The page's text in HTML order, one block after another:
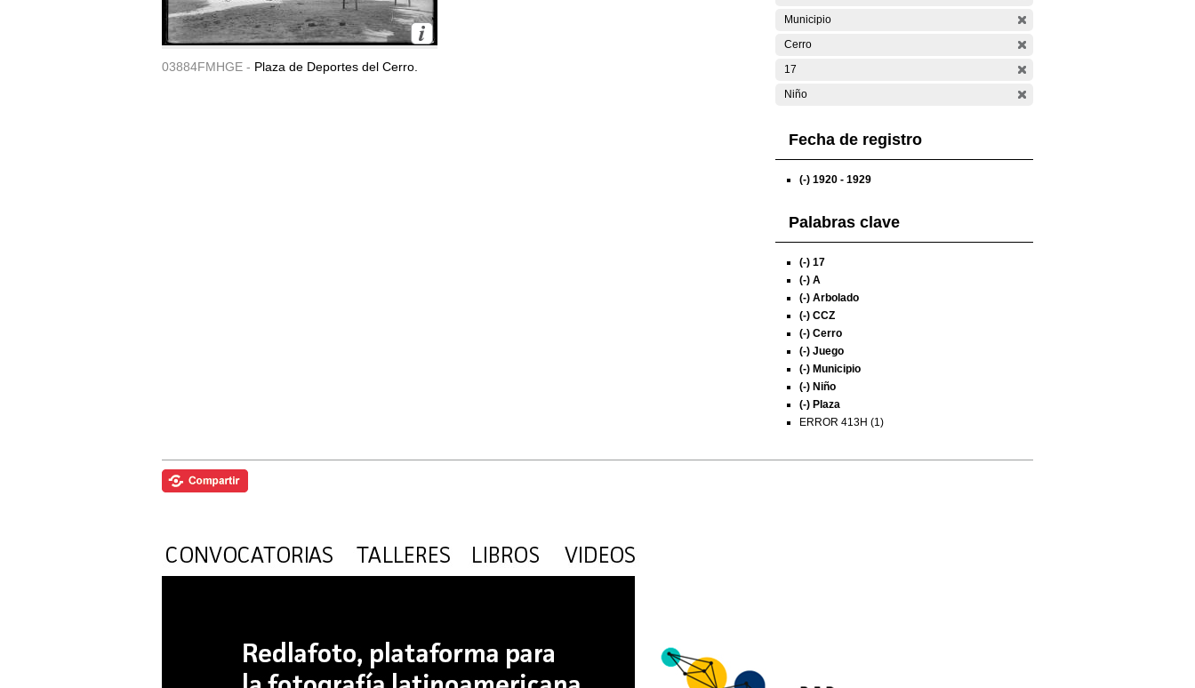
03884FMHGE - Plaza de Deportes del Cerro.
Municipio
Cerro
17
Niño
Fecha de registro
(-) 1920 - 1929
Palabras clave
(-) 17
(-) A
(-) Arbolado
(-) CCZ
(-) Cerro
(-) Juego
(-) Municipio
(-) Niño
(-) Plaza
ERROR 413H (1)